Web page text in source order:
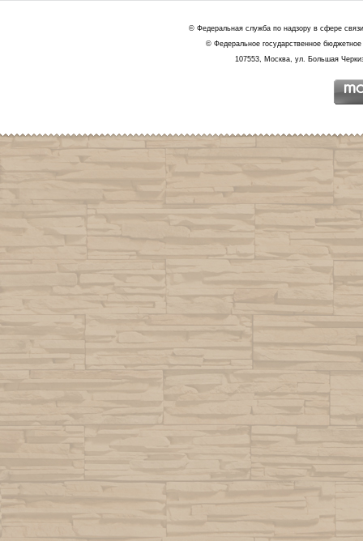
© Федеральная служба по надзору в сфере
© Федеральное государственное
107553, Москва, ул. Большая